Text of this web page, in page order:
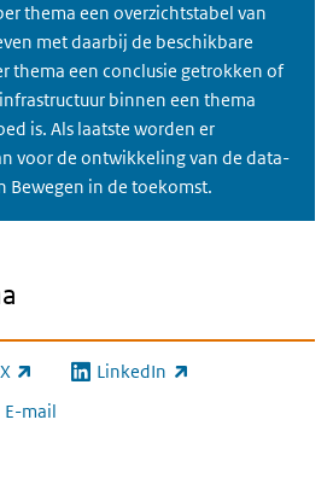
thema een overzichtstabel van
met daarbij de beschikbare
thema een conclusie getrokken of
binnen een thema
is. Als laatste worden er
voor de ontwikkeling van de data-
Bewegen in de toekomst.
X link) LinkedIn
(externe link)
E-mail